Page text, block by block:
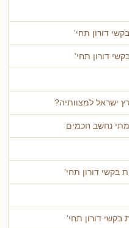
דורון תחי'
דורון תחי'
ישראל למצוותיה?
נחשב חכמים
בקשי דורון תחי'
דורון תחי'